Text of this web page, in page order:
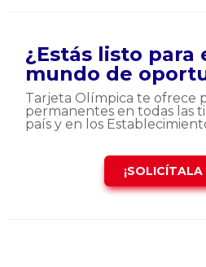
¿Estás listo para
mundo de
Tarjeta Olímpica te ofrece
permanentes en todas las
país y en los